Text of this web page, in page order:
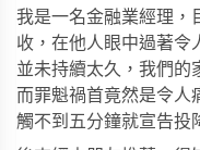
我是一名金融業經理，
收，在他人眼中過著令
並未持續太久，我們的
而罪魁禍首竟然是令人
觸不到五分鐘就宣告投